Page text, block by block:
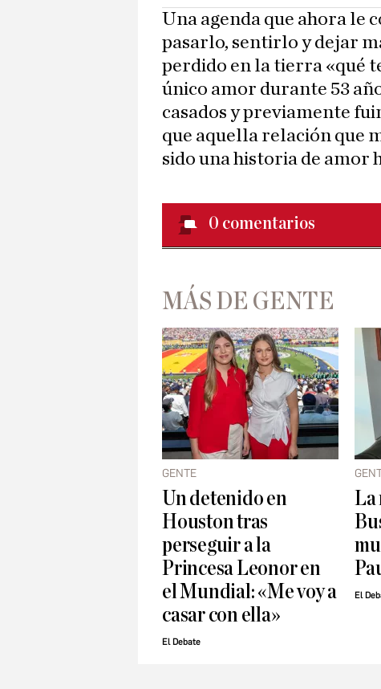
Una agenda que ahora le
pasarlo, sentirlo y dejar
perdido en la tierra «qué
único amor durante 53
casados y previamente
que aquella relación que
sido una historia de amor
0 comentarios
MÁS DE GENTE
GENTE
Un detenido en
Houston tras
perseguir a la
Princesa Leonor en
el Mundial: «Me voy a
casar con ella»
El Debate
La
El